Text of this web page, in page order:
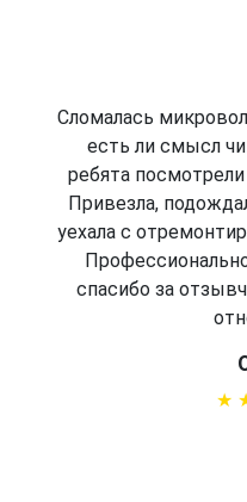
Сломалась
есть ли смысл
ребята
Привезла,
уехала с
спасибо за